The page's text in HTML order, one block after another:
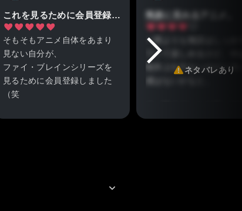
これを見るために会員登録しました
そもそもアニメ自体をあまり
見ない自分が、
ファイ・ブレインシリーズを
見るために会員登録しました
（笑
気楽に見れるアニメ。
一期よりも物語はしっか
ていて楽しめるけど、や
制作上仕方ないけどハラ
ど、誰も死なないから緊
ネタバレあり